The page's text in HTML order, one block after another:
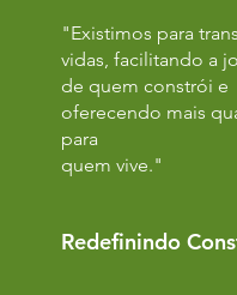
"Existimos para
vidas, facilitando a
de quem constrói e
oferecendo mais
para
quem vive."
Redefinindo